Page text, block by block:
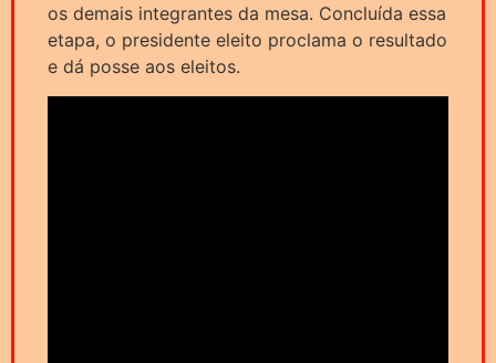
os demais integrantes da mesa. Concluída essa
etapa, o presidente eleito proclama o resultado
e dá posse aos eleitos.